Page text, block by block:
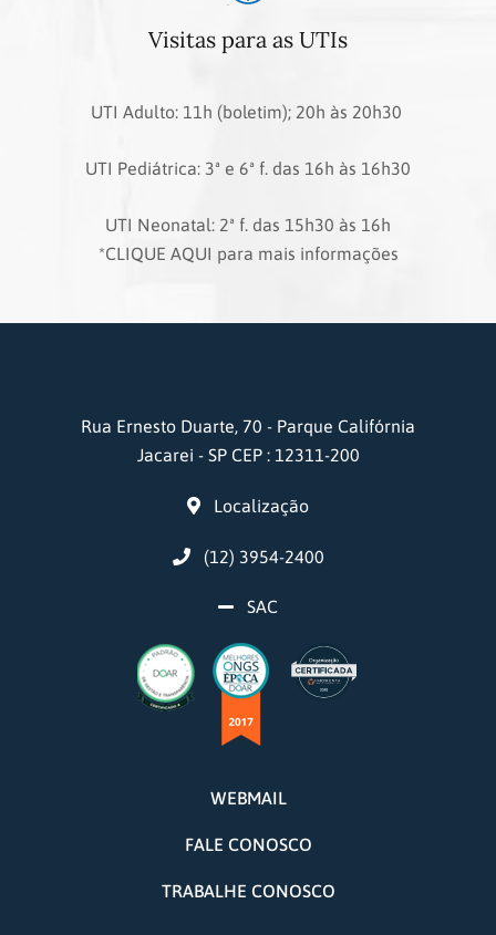
Visitas para as UTIs
UTI Adulto: 11h (boletim); 20h às 20h30
UTI Pediátrica: 3ª e 6ª f. das 16h às 16h30
UTI Neonatal: 2ª f. das 15h30 às 16h
*CLIQUE AQUI para mais informações
Rua Ernesto Duarte, 70 - Parque Califórnia
Jacarei - SP CEP : 12311-200
Localização
(12) 3954-2400
SAC
WEBMAIL
FALE CONOSCO
TRABALHE CONOSCO